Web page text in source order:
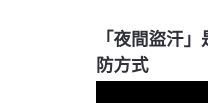
「夜間盜汗
防方式